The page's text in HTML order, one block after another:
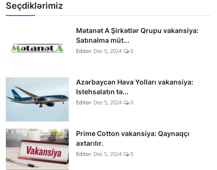
Seçdiklərimiz
Mətanət A Şirkətlər Qrupu vakansiya:
Satınalma müt...
Editor Dec 5, 2024 0
Azərbaycan Hava Yolları vakansiya:
Istehsalatın tə...
Editor Dec 5, 2024 0
Prime Cotton vakansiya: Qaynaqçı
axtarılır.
Editor Dec 5, 2024 0